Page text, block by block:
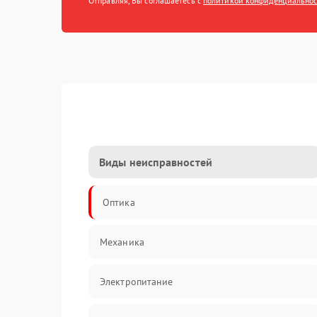
Виды неисправностей
Оптика
Механика
Электропитание